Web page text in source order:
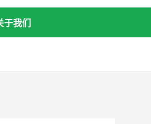
于我们